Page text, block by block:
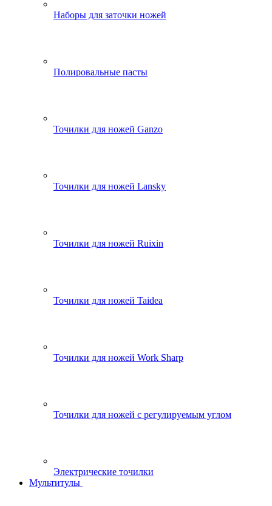
Наборы для заточки ножей
Полировальные пасты
Точилки для ножей Ganzo
Точилки для ножей Lansky
Точилки для ножей Ruixin
Точилки для ножей Taidea
Точилки для ножей Work Sharp
Точилки для ножей с регулируемым углом
Электрические точилки
Мультитулы